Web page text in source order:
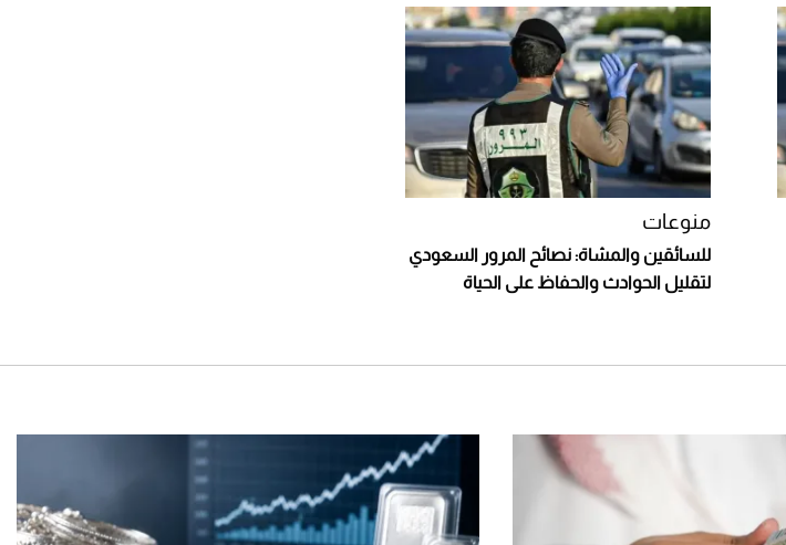
منوعات
للسائقين والمشاة: نصائح المرور السعودي
لتقليل الحوادث والحفاظ على الحياة